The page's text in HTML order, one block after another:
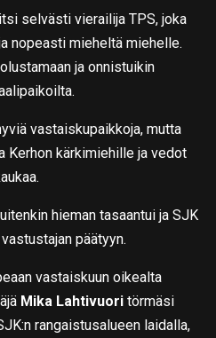
selvästi vierailija TPS, joka
nopeasti mieheltä miehelle.
ja onnistuikin
vastaiskupaikkoja, mutta
Kerhon kärkimiehille ja vedot
hieman tasaantui ja SJK
päätyyn.
vastaiskuun oikealta
Mika Lahtivuori törmäsi
rangaistusalueen laidalla,